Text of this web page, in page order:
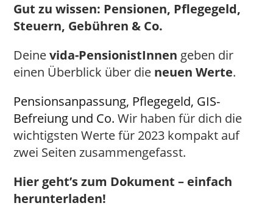
Gut zu wissen: Pensionen, Pflegegeld,
Steuern, Gebühren & Co.
Deinevida-PensionistInnen geben dir
einen Überblick über die neuen Werte.
Pensionsanpassung, Pflegegeld, GIS-
Befreiung und Co. Wir haben für dich die
wichtigsten Werte für 2023 kompakt auf
zwei Seiten zusammengefasst.
Hier geht’s zum Dokument – einfach
herunterladen!